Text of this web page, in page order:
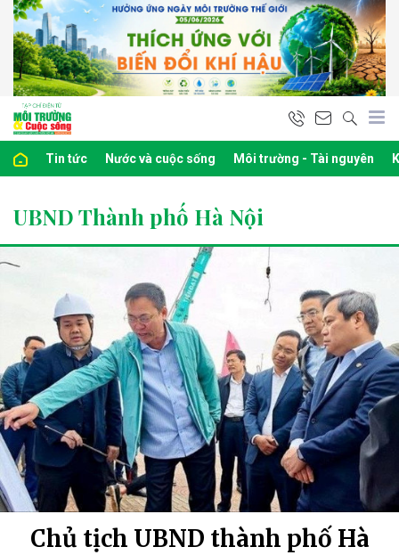
Tin tức Nước và cuộc sống Môi trường - Tài nguyên
UBND Thành phố Hà Nội
Chủ tịch UBND thành phố Hà